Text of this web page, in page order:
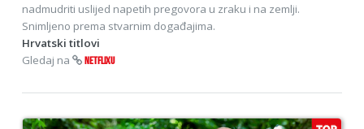
nadmudriti uslijed napetih pregovora u zraku i na zemlji.
Snimljeno prema stvarnim događajima.
Hrvatski titlovi
Gledaj na
NETFLIXU